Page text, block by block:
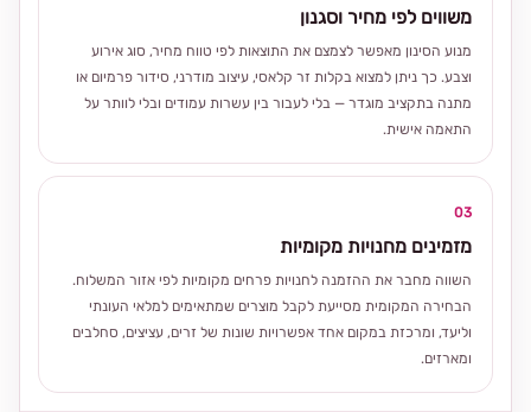
משווים לפי מחיר וסגנון
מנוע הסינון מאפשר לצמצם את התוצאות לפי טווח מחיר, סוג אירוע
וצבע. כך ניתן למצוא בקלות זר קלאסי, עיצוב מודרני, סידור פרמיום או
מתנה בתקציב מוגדר — בלי לעבור בין עשרות עמודים ובלי לוותר על
התאמה אישית.
03
מזמינים מחנויות מקומיות
השווה מחבר את ההזמנה לחנויות פרחים מקומיות לפי אזור המשלוח.
הבחירה המקומית מסייעת לקבל מוצרים שמתאימים למלאי העונתי
וליעד, ומרכזת במקום אחד אפשרויות שונות של זרים, עציצים, סחלבים
ומארזים.